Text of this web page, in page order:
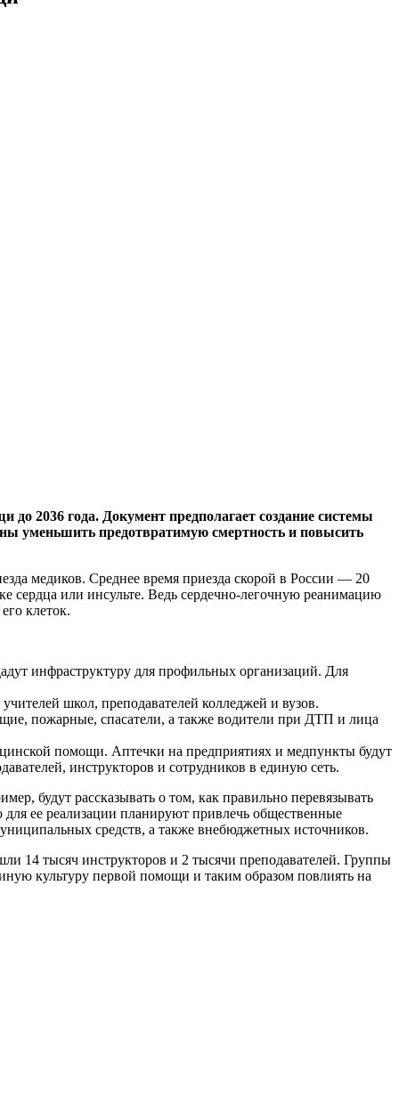
2036 года. Документ предполагает создание системы
уменьшить предотвратимую смертность и повысить
медиков. Среднее время приезда скорой в России — 20
сердца или инсульте. Ведь сердечно-легочную реанимацию
клеток.
инфраструктуру для профильных организаций. Для
школ, преподавателей колледжей и вузов.
пожарные, спасатели, а также водители при ДТП и лица
помощи. Аптечки на предприятиях и медпункты будут
инструкторов и сотрудников в единую сеть.
будут рассказывать о том, как правильно перевязывать
ее реализации планируют привлечь общественные
средств, а также внебюджетных источников.
14 тысяч инструкторов и 2 тысячи преподавателей. Группы
культуру первой помощи и таким образом повлиять на